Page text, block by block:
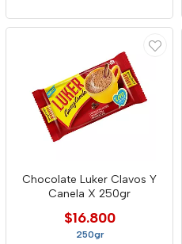
Chocolate Luker Clavos Y
Canela X 250gr
$16.800
250gr